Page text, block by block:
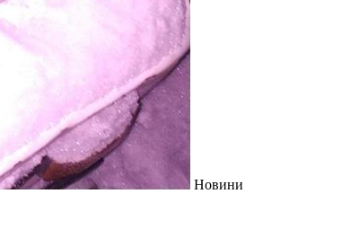
Новини